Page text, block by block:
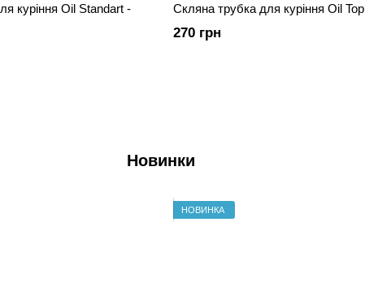
куріння Oil Standart -
Скляна трубка для куріння Oil Top
270 грн
Новинки
НОВИНКА